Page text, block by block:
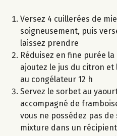
Versez 4 cuillerées de
soigneusement, puis
laissez prendre
Réduisez en fine purée
ajoutez le jus du citron
au congélateur 12 h
Servez le sorbet au
accompagné de
vous ne possédez pas
mixture dans un